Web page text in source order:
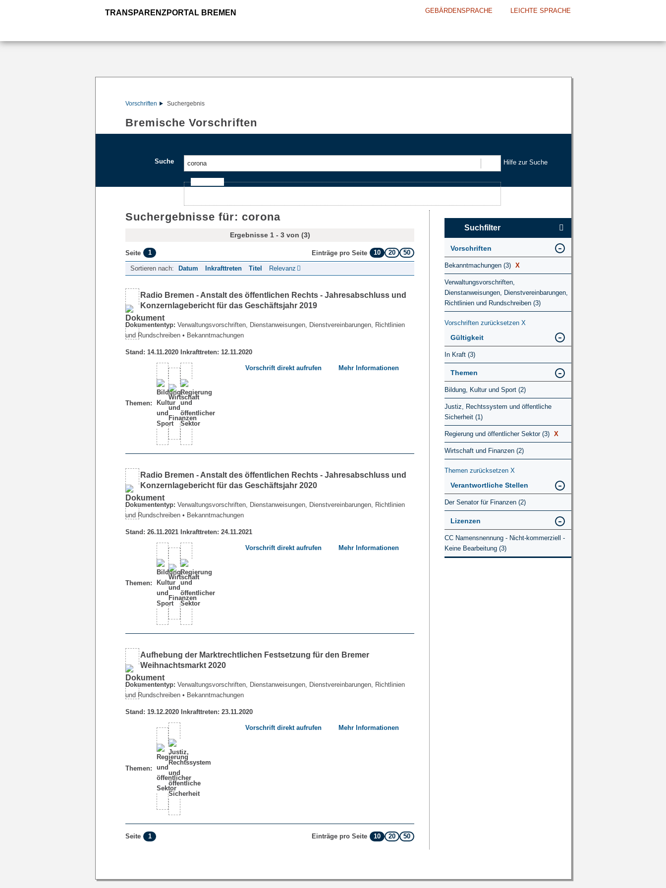
TRANSPARENZPORTAL BREMEN GEBÄRDENSPRACHE LEICHTE SPRACHE
Vorschriften Suchergebnis
Bremische Vorschriften
Suche Hilfe zur Suche
Suchergebnisse für: corona
Ergebnisse 1 - 3 von (3)
Seite 1 Einträge pro Seite 10 20 50
Sortieren nach: Datum Inkrafttreten Titel Relevanz
Radio Bremen - Anstalt des öffentlichen Rechts - Jahresabschluss und
Konzernlagebericht für das Geschäftsjahr 2019
Dokumententyp: Verwaltungsvorschriften, Dienstanweisungen, Dienstvereinbarungen, Richtlinien
und Rundschreiben • Bekanntmachungen
Stand: 14.11.2020 Inkrafttreten: 12.11.2020
Themen:
Vorschrift direkt aufrufen Mehr Informationen
Radio Bremen - Anstalt des öffentlichen Rechts - Jahresabschluss und
Konzernlagebericht für das Geschäftsjahr 2020
Dokumententyp: Verwaltungsvorschriften, Dienstanweisungen, Dienstvereinbarungen, Richtlinien
und Rundschreiben • Bekanntmachungen
Stand: 26.11.2021 Inkrafttreten: 24.11.2021
Themen:
Vorschrift direkt aufrufen Mehr Informationen
Aufhebung der Marktrechtlichen Festsetzung für den Bremer
Weihnachtsmarkt 2020
Dokumententyp: Verwaltungsvorschriften, Dienstanweisungen, Dienstvereinbarungen, Richtlinien
und Rundschreiben • Bekanntmachungen
Stand: 19.12.2020 Inkrafttreten: 23.11.2020
Themen:
Vorschrift direkt aufrufen Mehr Informationen
Seite 1 Einträge pro Seite 10 20 50
Suchfilter
Vorschriften
Bekanntmachungen (3) X
Verwaltungsvorschriften,
Dienstanweisungen, Dienstvereinbarungen,
Richtlinien und Rundschreiben (3)
Vorschriften zurücksetzen X
Gültigkeit
In Kraft (3)
Themen
Bildung, Kultur und Sport (2)
Justiz, Rechtssystem und öffentliche
Sicherheit (1)
Regierung und öffentlicher Sektor (3) X
Wirtschaft und Finanzen (2)
Themen zurücksetzen X
Verantwortliche Stellen
Der Senator für Finanzen (2)
Lizenzen
CC Namensnennung - Nicht-kommerziell -
Keine Bearbeitung (3)